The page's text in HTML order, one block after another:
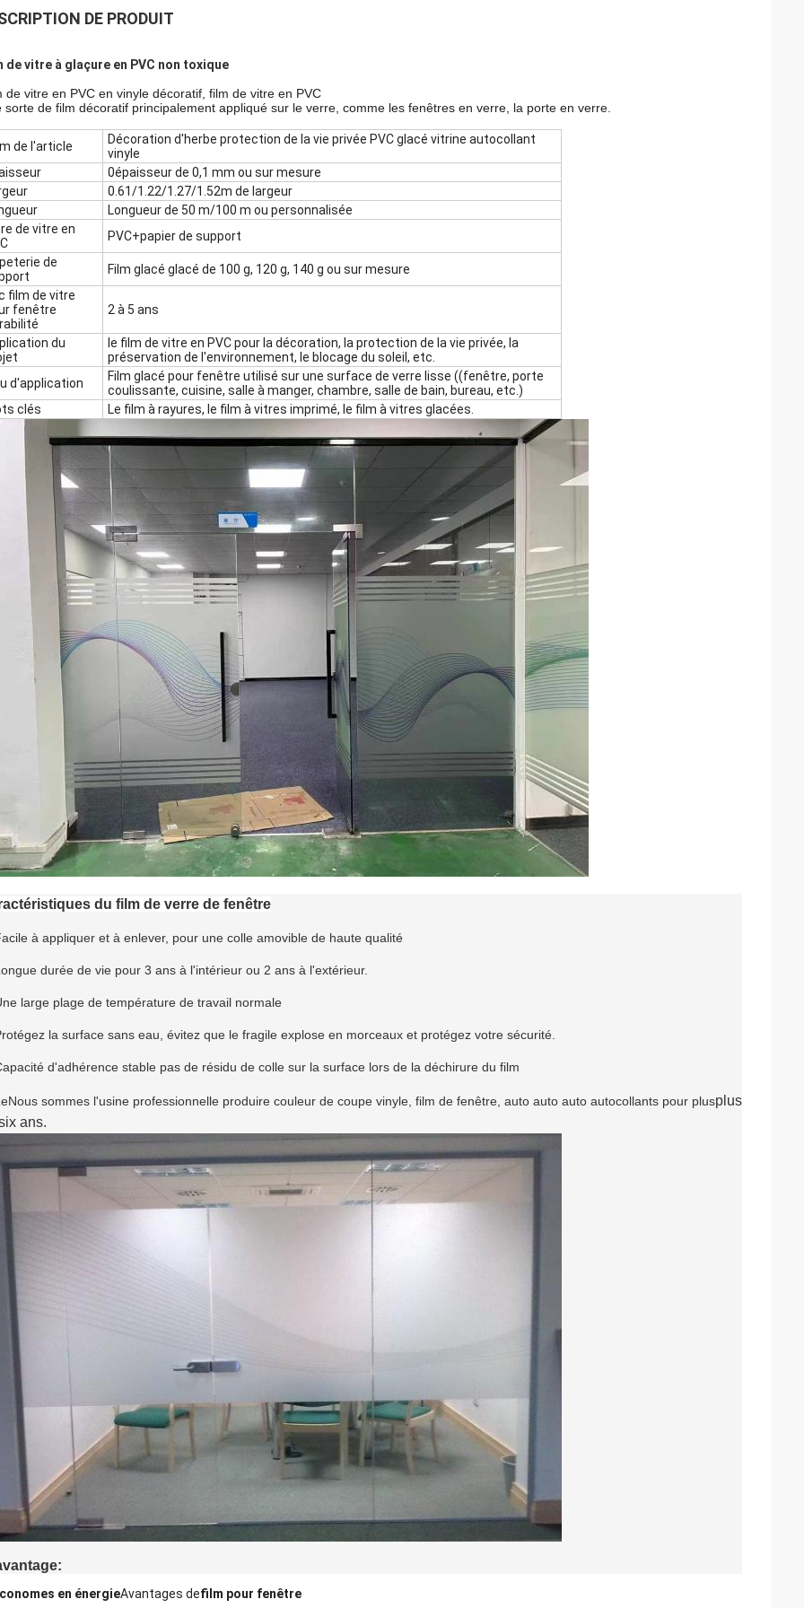
DE PRODUIT
de vitre à glaçure en PVC non toxique
de vitre en PVC en vinyle décoratif, film de vitre en PVC
sorte de film décoratif principalement appliqué sur le verre, comme les fenêtres en verre, la porte en verre.
de l'article
Décoration d'herbe protection de la vie privée PVC glacé vitrine autocollant
vinyle
0épaisseur de 0,1 mm ou sur mesure
0.61/1.22/1.27/1.52m de largeur
Longueur de 50 m/100 m ou personnalisée
de vitre en
PVC+papier de support
de
Film glacé glacé de 100 g, 120 g, 140 g ou sur mesure
film de vitre
fenêtre
2 à 5 ans
du
le film de vitre en PVC pour la décoration, la protection de la vie privée, la
préservation de l'environnement, le blocage du soleil, etc.
d'application
Film glacé pour fenêtre utilisé sur une surface de verre lisse ((fenêtre, porte
coulissante, cuisine, salle à manger, chambre, salle de bain, bureau, etc.)
clés
Le film à rayures, le film à vitres imprimé, le film à vitres glacées.
du film de verre de fenêtre
à appliquer et à enlever, pour une colle amovible de haute qualité
durée de vie pour 3 ans à l'intérieur ou 2 ans à l'extérieur.
large plage de température de travail normale
la surface sans eau, évitez que le fragile explose en morceaux et protégez votre sécurité.
d'adhérence stable pas de résidu de colle sur la surface lors de la déchirure du film
Nous sommes l'usine professionnelle produire couleur de coupe vinyle, film de fenêtre, auto auto auto autocollants pour plusplus
ans.
en énergieAvantages defilm pour fenêtre